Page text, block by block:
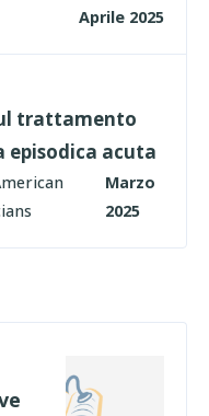
Aprile 2025
trattamento
episodica acuta
Marzo
2025